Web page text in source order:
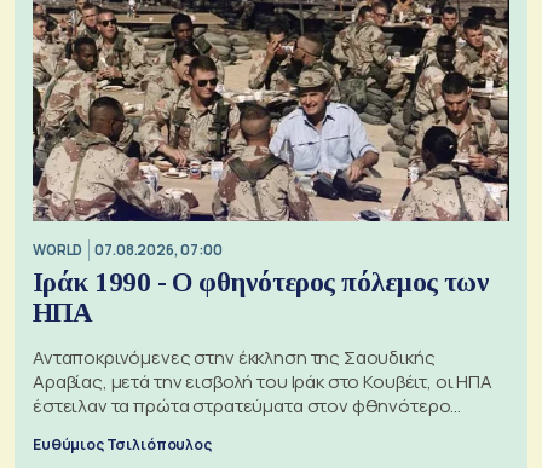
WORLD 07.08.2026, 07:00
Ιράκ 1990 - Ο φθηνότερος πόλεμος των
ΗΠΑ
Ανταποκρινόμενες στην έκκληση της Σαουδικής
Αραβίας, μετά την εισβολή του Ιράκ στο Κουβέιτ, οι ΗΠΑ
έστειλαν τα πρώτα στρατεύματα στον φθηνότερο
Ευθύμιος Τσιλιόπουλος